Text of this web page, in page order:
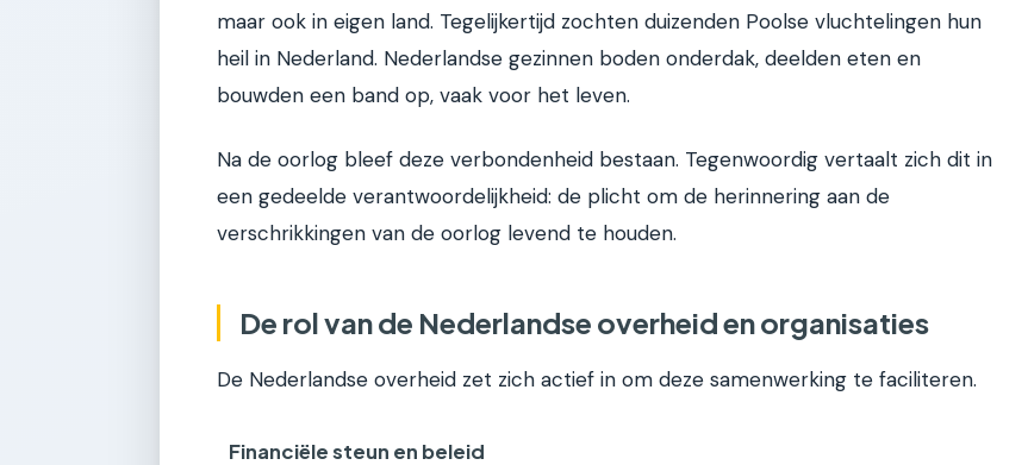
maar ook in eigen land. Tegelijkertijd zochten duizenden Poolse vluchtelingen hun
heil in Nederland. Nederlandse gezinnen boden onderdak, deelden eten en
bouwden een band op, vaak voor het leven.
Na de oorlog bleef deze verbondenheid bestaan. Tegenwoordig vertaalt zich dit in
een gedeelde verantwoordelijkheid: de plicht om de herinnering aan de
verschrikkingen van de oorlog levend te houden.
De rol van de Nederlandse overheid en organisaties
De Nederlandse overheid zet zich actief in om deze samenwerking te faciliteren.
Financiële steun en beleid